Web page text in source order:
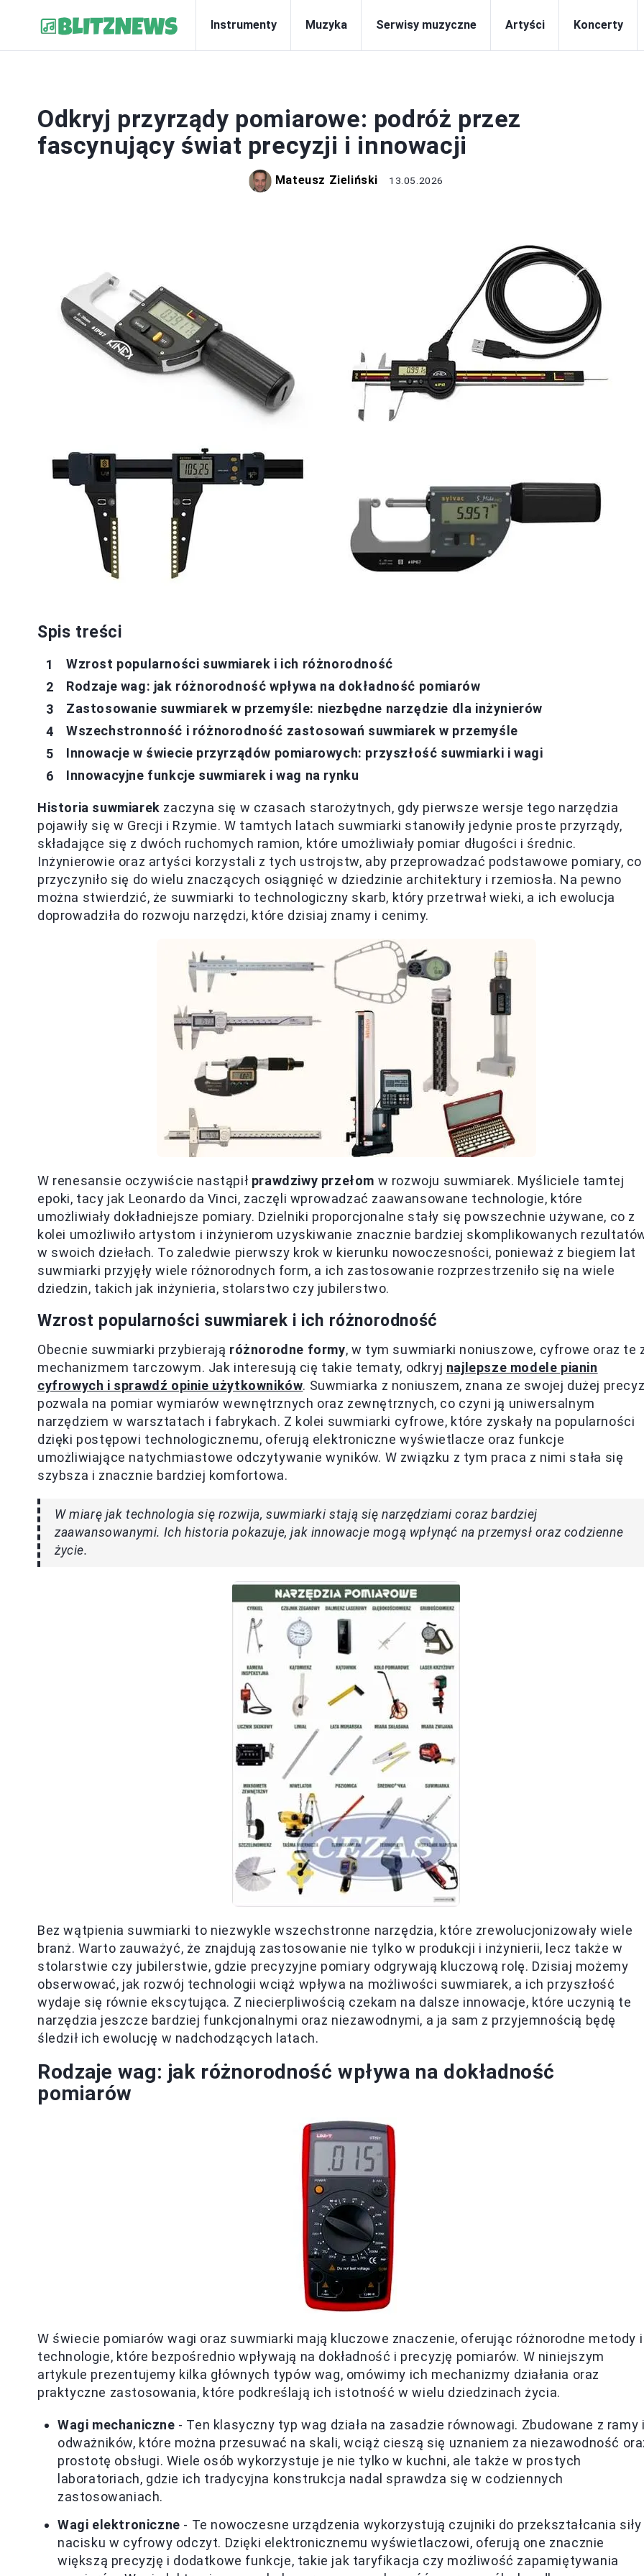
Instrumenty Muzyka Serwisy muzyczne Artyści Koncerty
Odkryj przyrządy pomiarowe: podróż przez
fascynujący świat precyzji i innowacji
Mateusz Zieliński 13.05.2026
Spis treści
Wzrost popularności suwmiarek i ich różnorodność
Rodzaje wag: jak różnorodność wpływa na dokładność pomiarów
Zastosowanie suwmiarek w przemyśle: niezbędne narzędzie dla inżynierów
Wszechstronność i różnorodność zastosowań suwmiarek w przemyśle
Innowacje w świecie przyrządów pomiarowych: przyszłość suwmiarki i wagi
Innowacyjne funkcje suwmiarek i wag na rynku
Historia suwmiarek zaczyna się w czasach starożytnych, gdy pierwsze wersje tego narzędzia
pojawiły się w Grecji i Rzymie. W tamtych latach suwmiarki stanowiły jedynie proste przyrządy,
składające się z dwóch ruchomych ramion, które umożliwiały pomiar długości i średnic.
Inżynierowie oraz artyści korzystali z tych ustrojstw, aby przeprowadzać podstawowe pomiary, co
przyczyniło się do wielu znaczących osiągnięć w dziedzinie architektury i rzemiosła. Na pewno
można stwierdzić, że suwmiarki to technologiczny skarb, który przetrwał wieki, a ich ewolucja
doprowadziła do rozwoju narzędzi, które dzisiaj znamy i cenimy.
W renesansie oczywiście nastąpił prawdziwy przełom w rozwoju suwmiarek. Myśliciele tamtej
epoki, tacy jak Leonardo da Vinci, zaczęli wprowadzać zaawansowane technologie, które
umożliwiały dokładniejsze pomiary. Dzielniki proporcjonalne stały się powszechnie używane, co z
kolei umożliwiło artystom i inżynierom uzyskiwanie znacznie bardziej skomplikowanych
w swoich dziełach. To zaledwie pierwszy krok w kierunku nowoczesności, ponieważ z biegiem lat
suwmiarki przyjęły wiele różnorodnych form, a ich zastosowanie rozprzestrzeniło się na wiele
dziedzin, takich jak inżynieria, stolarstwo czy jubilerstwo.
Wzrost popularności suwmiarek i ich różnorodność
Obecnie suwmiarki przybierają różnorodne formy, w tym suwmiarki noniuszowe, cyfrowe oraz te
mechanizmem tarczowym. Jak interesują cię takie tematy, odkryj najlepsze modele pianin
cyfrowych i sprawdź opinie użytkowników. Suwmiarka z noniuszem, znana ze swojej dużej
pozwala na pomiar wymiarów wewnętrznych oraz zewnętrznych, co czyni ją uniwersalnym
narzędziem w warsztatach i fabrykach. Z kolei suwmiarki cyfrowe, które zyskały na popularności
dzięki postępowi technologicznemu, oferują elektroniczne wyświetlacze oraz funkcje
umożliwiające natychmiastowe odczytywanie wyników. W związku z tym praca z nimi stała się
szybsza i znacznie bardziej komfortowa.
W miarę jak technologia się rozwija, suwmiarki stają się narzędziami coraz bardziej
zaawansowanymi. Ich historia pokazuje, jak innowacje mogą wpłynąć na przemysł oraz codzienne
życie.
Bez wątpienia suwmiarki to niezwykle wszechstronne narzędzia, które zrewolucjonizowały wiele
branż. Warto zauważyć, że znajdują zastosowanie nie tylko w produkcji i inżynierii, lecz także w
stolarstwie czy jubilerstwie, gdzie precyzyjne pomiary odgrywają kluczową rolę. Dzisiaj możemy
obserwować, jak rozwój technologii wciąż wpływa na możliwości suwmiarek, a ich przyszłość
wydaje się równie ekscytująca. Z niecierpliwością czekam na dalsze innowacje, które uczynią te
narzędzia jeszcze bardziej funkcjonalnymi oraz niezawodnymi, a ja sam z przyjemnością będę
śledził ich ewolucję w nadchodzących latach.
Rodzaje wag: jak różnorodność wpływa na dokładność
pomiarów
W świecie pomiarów wagi oraz suwmiarki mają kluczowe znaczenie, oferując różnorodne metody i
technologie, które bezpośrednio wpływają na dokładność i precyzję pomiarów. W niniejszym
artykule prezentujemy kilka głównych typów wag, omówimy ich mechanizmy działania oraz
praktyczne zastosowania, które podkreślają ich istotność w wielu dziedzinach życia.
Wagi mechaniczne - Ten klasyczny typ wag działa na zasadzie równowagi. Zbudowane z ramy
odważników, które można przesuwać na skali, wciąż cieszą się uznaniem za niezawodność
prostotę obsługi. Wiele osób wykorzystuje je nie tylko w kuchni, ale także w prostych
laboratoriach, gdzie ich tradycyjna konstrukcja nadal sprawdza się w codziennych
zastosowaniach.
Wagi elektroniczne - Te nowoczesne urządzenia wykorzystują czujniki do przekształcania siły
nacisku w cyfrowy odczyt. Dzięki elektronicznemu wyświetlaczowi, oferują one znacznie
większą precyzję i dodatkowe funkcje, takie jak taryfikacja czy możliwość zapamiętywania